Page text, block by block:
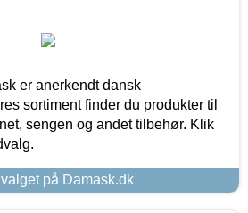
er anerkendt dansk
sortiment finder du produkter til
sengen og andet tilbehør. Klik
på Damask.dk